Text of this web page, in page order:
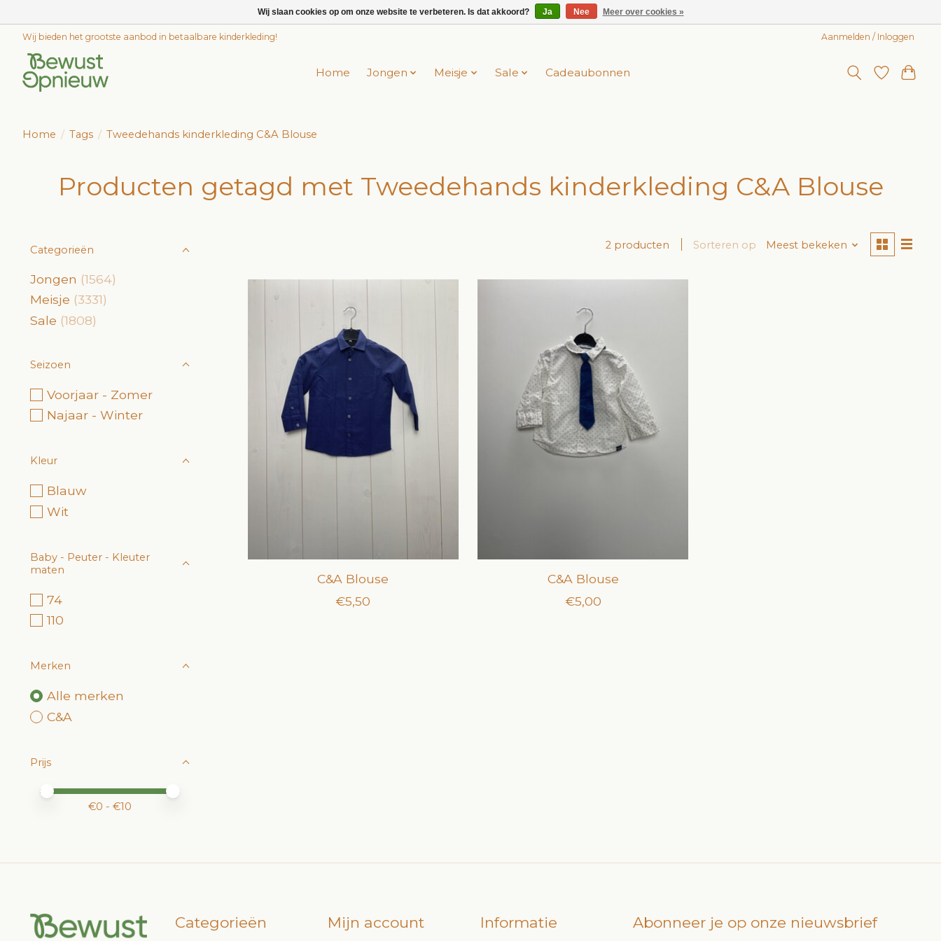
Wij bieden het grootste aanbod in betaalbare kinderkleding! Aanmelden / Inloggen
Home Jongen Meisje Sale Cadeaubonnen
Home / Tags / Tweedehands kinderkleding C&A Blouse
Producten getagd met Tweedehands kinderkleding C&A Blouse
Categorieën
Jongen (1564)
Meisje (3331)
Sale (1808)
Seizoen
Voorjaar - Zomer
Najaar - Winter
Kleur
Blauw
Wit
Baby - Peuter - Kleuter
maten
74
110
Merken
Alle merken
C&A
Prijs
Minimale prijswaarde
Price maximum value
€0 - €10
2 producten Sorteren op Meest bekeken
C&A Blouse
€5,50
C&A Blouse
€5,00
Categorieën Mijn account Informatie Abonneer je op onze nieuwsbrief
Wij slaan cookies op om onze website te verbeteren. Is dat akkoord? Ja Nee Meer over cookies »